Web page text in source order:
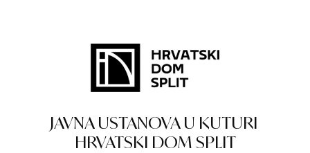
JAVNA USTANOVA U KUTURI
HRVATSKI DOM SPLIT